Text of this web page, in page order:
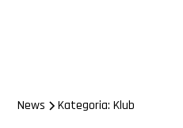
News Kategoria: Klub